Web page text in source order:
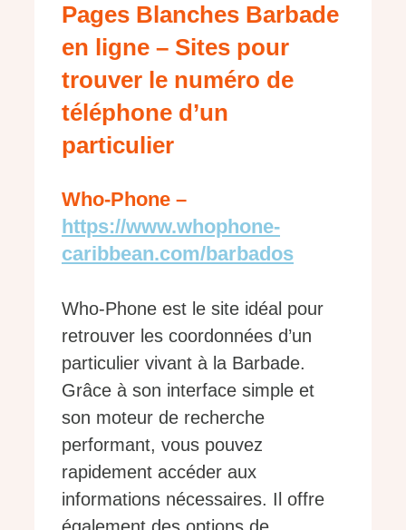
Pages Blanches Barbade
en ligne – Sites pour
trouver le numéro de
téléphone d’un
particulier
Who-Phone –
https://www.whophone-
caribbean.com/barbados
Who-Phone est le site idéal pour
retrouver les coordonnées d’un
particulier vivant à la Barbade.
Grâce à son interface simple et
son moteur de recherche
performant, vous pouvez
rapidement accéder aux
informations nécessaires. Il offre